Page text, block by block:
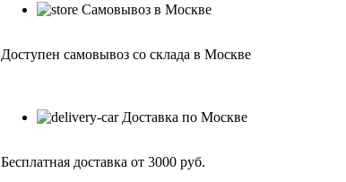
Самовывоз в Москве
Доступен самовывоз со склада в Москве
Доставка по Москве
Бесплатная доставка от 3000 руб.